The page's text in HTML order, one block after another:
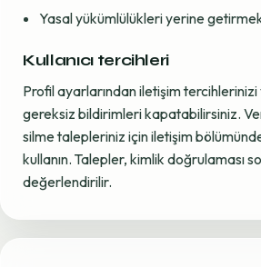
Yasal yükümlülükleri yerine
Kullanıcı tercihleri
Profil ayarlarından iletişim
gereksiz bildirimleri kapatabilirsiniz.
silme talepleriniz için iletişim
kullanın. Talepler, kimlik doğrulaması
değerlendirilir.